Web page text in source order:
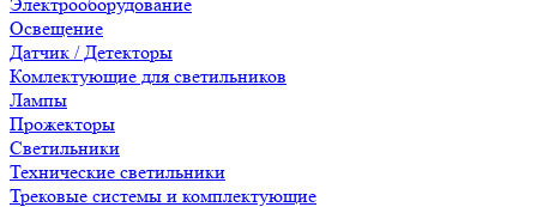
Освещение
Датчик / Детекторы
Комлектующие для светильников
Лампы
Прожекторы
Светильники
Технические светильники
Трековые системы и комплектующие